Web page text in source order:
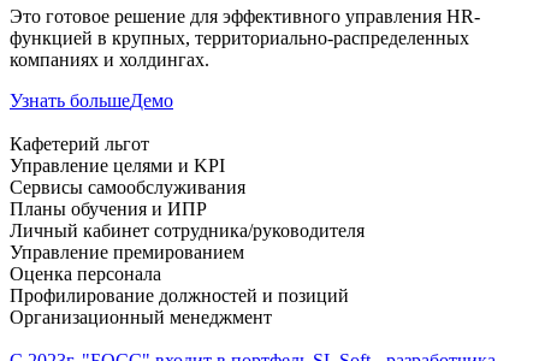
Это готовое решение для эффективного управления HR-
функцией в крупных, территориально-распределенных
компаниях и холдингах.
Узнать большеДемо
Кафетерий льгот
Управление целями и KPI
Сервисы самообслуживания
Планы обучения и ИПР
Личный кабинет сотрудника/руководителя
Управление премированием
Оценка персонала
Профилирование должностей и позиций
Организационный менеджмент